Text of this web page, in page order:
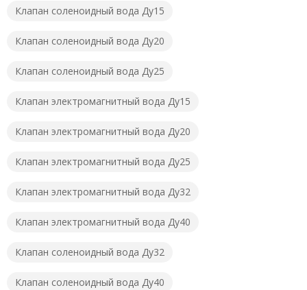
Клапан соленоидный вода Ду15
Клапан соленоидный вода Ду20
Клапан соленоидный вода Ду25
Клапан электромагнитный вода Ду15
Клапан электромагнитный вода Ду20
Клапан электромагнитный вода Ду25
Клапан электромагнитный вода Ду32
Клапан электромагнитный вода Ду40
Клапан соленоидный вода Ду32
Клапан соленоидный вода Ду40